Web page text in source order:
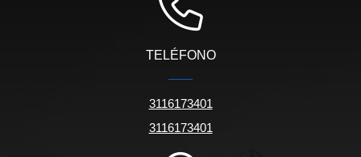
TELÉFONO
3116173401
3116173401